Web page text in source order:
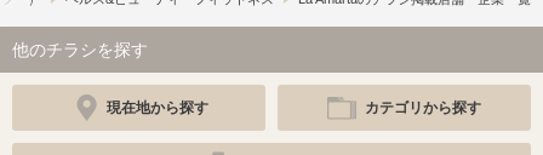
他のチラシを探す
現在地から探す カテゴリから探す